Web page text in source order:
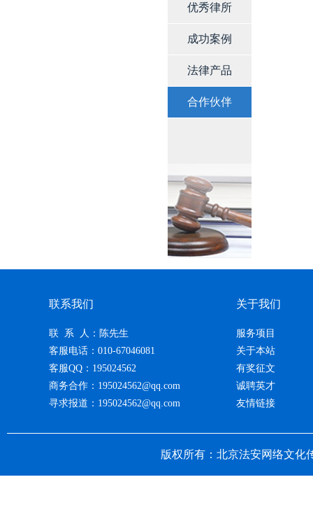
优秀律所
成功案例
法律产品
合作伙伴
联系我们
联 系 人：陈先生
客服电话：010-67046081
客服QQ：195024562
商务合作：195024562@qq.com
寻求报道：195024562@qq.com
关于我们
服务项目
关于本站
有奖征文
诚聘英才
友情链接
版权所有：北京法安网络文化